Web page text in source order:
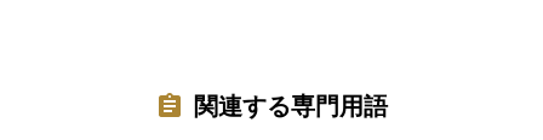
関連する専門用語